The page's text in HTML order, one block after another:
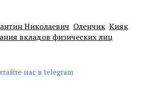
Николаевич Оленчик Кияк
вкладов физических лиц
нас в telegram